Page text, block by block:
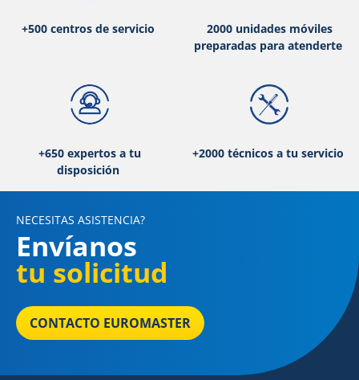
+500 centros de servicio
2000 unidades móviles
preparadas para atenderte
+650 expertos a tu
disposición
+2000 técnicos a tu servicio
NECESITAS ASISTENCIA?
Envíanos
tu solicitud
CONTACTO EUROMASTER